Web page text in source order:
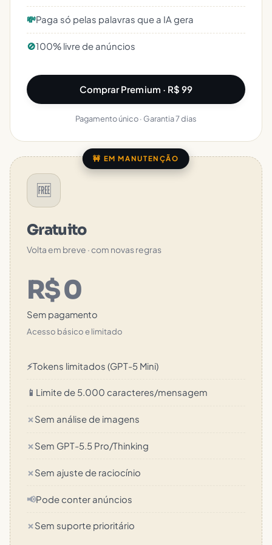
🚧 EM MANUTENÇÃO
🆓
Gratuito
Volta em breve · com novas regras
R$ 0
Sem pagamento
Acesso básico e limitado
⚡Tokens limitados (GPT-5 Mini)
📱 Limite de 5.000 caracteres/mensagem
✗Sem análise de imagens
✗Sem GPT-5.5 Pro/Thinking
✗Sem ajuste de raciocínio
📢Pode conter anúncios
✗Sem suporte prioritário
💸Paga só pelas palavras que a IA gera
🚫100% livre de anúncios
Comprar Premium · R$ 99
Pagamento único · Garantia 7 dias